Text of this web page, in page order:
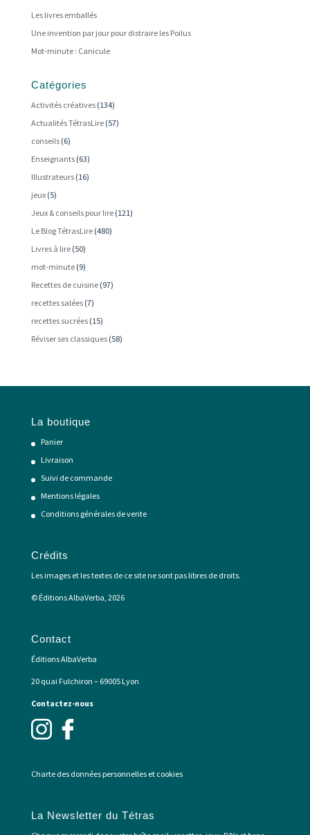
Les livres emballés
Une invention par jour pour distraire les Poilus
Mot-minute : Canicule
Catégories
Activités créatives(134)
Actualités TétrasLire(57)
conseils(6)
Enseignants(63)
Illustrateurs(16)
jeux(5)
Jeux & conseils pour lire(121)
Le Blog TétrasLire(480)
Livres à lire(50)
mot-minute(9)
Recettes de cuisine(97)
recettes salées(7)
recettes sucrées(15)
Réviser ses classiques(58)
La boutique
Panier
Livraison
Suivi de commande
Mentions légales
Conditions générales de vente
Crédits
Les images et les textes de ce site ne sont pas libres de droits.
© Éditions AlbaVerba, 2026
Contact
Éditions AlbaVerba
20 quai Fulchiron – 69005 Lyon
Contactez-nous
Charte des données personnelles et cookies
La Newsletter du Tétras